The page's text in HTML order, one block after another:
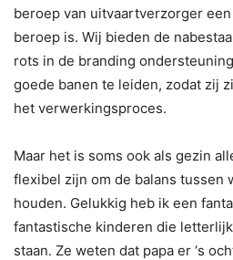
beroep van uitvaartverzorger
beroep is. Wij bieden de
rots in de branding
goede banen te leiden, zodat zij
het verwerkingsproces.
Maar het is soms ook als gezin
flexibel zijn om de balans tussen
houden. Gelukkig heb ik een
fantastische kinderen die
staan. Ze weten dat papa er ‘s